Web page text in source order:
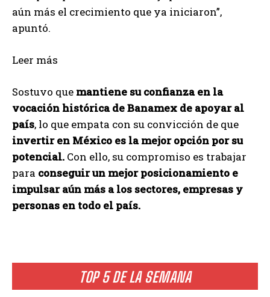
TOP 5 DE LA SEMANA
aún más el crecimiento que ya iniciaron”,
apuntó.
Leer más
Sostuvo que mantiene su confianza en la
vocación histórica de Banamex de apoyar al
país, lo que empata con su convicción de que
invertir en México es la mejor opción por su
potencial. Con ello, su compromiso es trabajar
para conseguir un mejor posicionamiento e
impulsar aún más a los sectores, empresas y
personas en todo el país.